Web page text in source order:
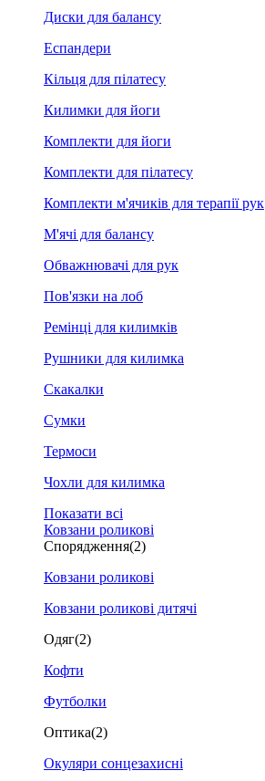
Диски для балансу
Еспандери
Кільця для пілатесу
Килимки для йоги
Комплекти для йоги
Комплекти для пілатесу
Комплекти м'ячиків для терапії рук
М'ячі для балансу
Обважнювачі для рук
Пов'язки на лоб
Ремінці для килимків
Рушники для килимка
Скакалки
Сумки
Термоси
Чохли для килимка
Показати всі
Ковзани роликові
Спорядження(2)
Ковзани роликові
Ковзани роликові дитячі
Одяг(2)
Кофти
Футболки
Оптика(2)
Окуляри сонцезахисні